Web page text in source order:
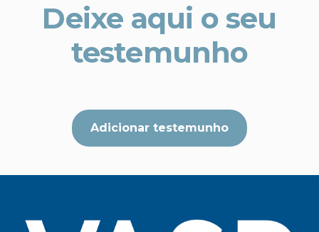
Deixe aqui o seu
testemunho
Adicionar testemunho